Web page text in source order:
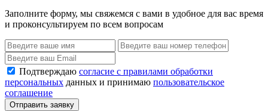
Заполните форму, мы свяжемся с вами в удобное для вас время
и проконсультируем по всем вопросам
Подтверждаю согласие с правилами обработки
персональных данных и принимаю пользовательское
соглашение
Отправить заявку